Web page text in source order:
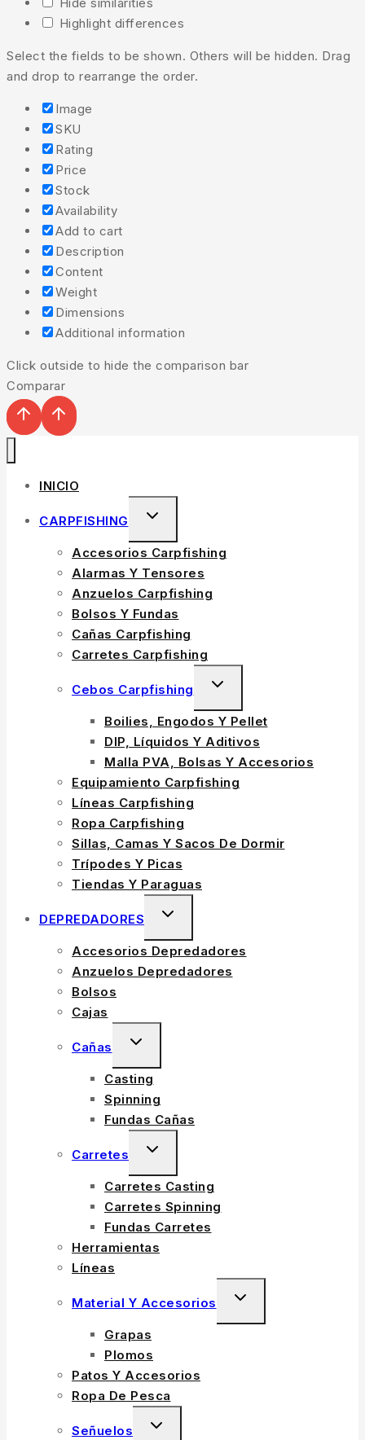
Hide similarities
Highlight differences
Select the fields to be shown. Others will be hidden. Drag
and drop to rearrange the order.
Image
SKU
Rating
Price
Stock
Availability
Add to cart
Description
Content
Weight
Dimensions
Additional information
Click outside to hide the comparison bar
Comparar
INICIO
CARPFISHING
TOGGLE
CHILD
MENU
Accesorios Carpfishing
Alarmas Y Tensores
Anzuelos Carpfishing
Bolsos Y Fundas
Cañas Carpfishing
Carretes Carpfishing
Cebos Carpfishing
TOGGLE
CHILD
MENU
Boilies, Engodos Y Pellet
DIP, Líquidos Y Aditivos
Malla PVA, Bolsas Y Accesorios
Equipamiento Carpfishing
Líneas Carpfishing
Ropa Carpfishing
Sillas, Camas Y Sacos De Dormir
Trípodes Y Picas
Tiendas Y Paraguas
DEPREDADORES
TOGGLE
CHILD
MENU
Accesorios Depredadores
Anzuelos Depredadores
Bolsos
Cajas
Cañas
TOGGLE
CHILD
MENU
Casting
Spinning
Fundas Cañas
Carretes
TOGGLE
CHILD
MENU
Carretes Casting
Carretes Spinning
Fundas Carretes
Herramientas
Líneas
Material Y Accesorios
TOGGLE
CHILD
Grapas
Plomos
Patos Y Accesorios
Ropa De Pesca
Señuelos
TOGGLE